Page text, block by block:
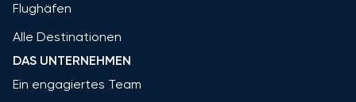
Flughäfen
Alle Destinationen
DAS UNTERNEHMEN
Ein engagiertes Team